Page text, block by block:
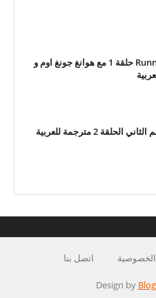
برنامج Running Man حلقة 1 مع هوانغ جونغ اوم و
2 مترجمة للعربية
اتصل بنا
Design by